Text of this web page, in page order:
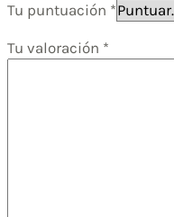
Tu puntuación *
Tu valoración *